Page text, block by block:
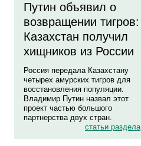
Путин объявил о
возвращении тигров:
Казахстан получил
хищников из России
Россия передала Казахстану
четырех амурских тигров для
восстановления популяции.
Владимир Путин назвал этот
проект частью большого
партнерства двух стран.
статьи раздела